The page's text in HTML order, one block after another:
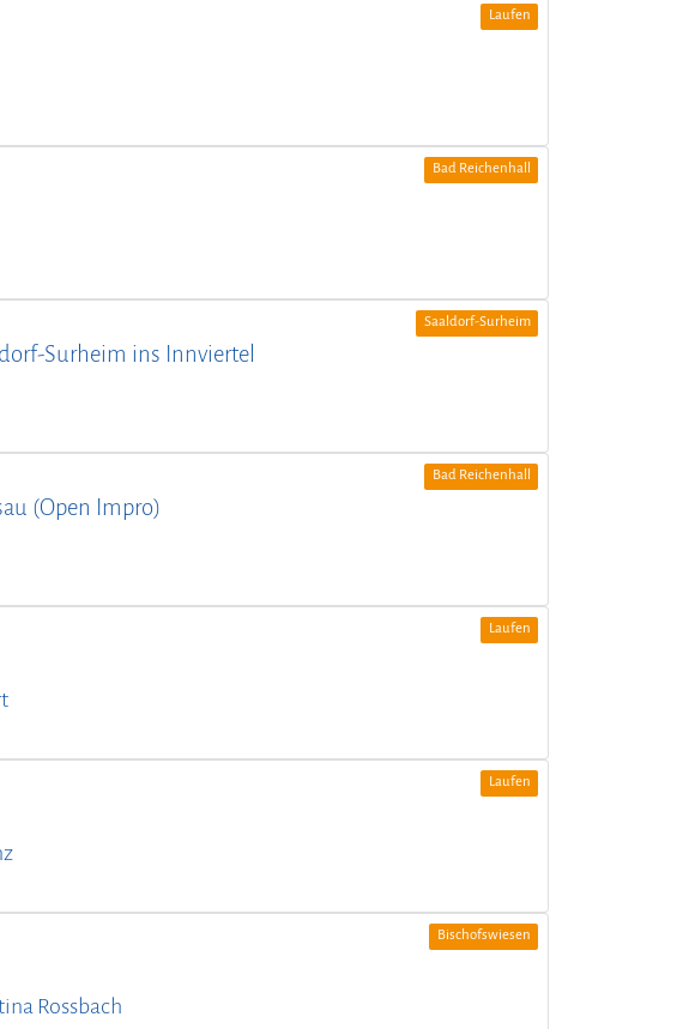
Laufen
Bad Reichenhall
Saaldorf-Surheim
Surheim ins Innviertel
Bad Reichenhall
(Open Impro)
Laufen
Laufen
Bischofswiesen
Rossbach